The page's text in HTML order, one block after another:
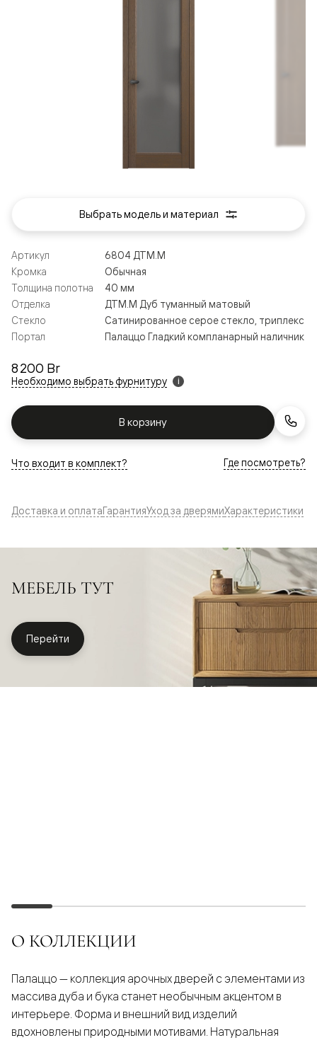
8 200 Br
Необходимо выбрать фурнитуру i
В корзину
Артикул
6804 ДТМ.М
Кромка
Обычная
Толщина полотна
40 мм
Отделка
ДТМ.М Дуб туманный матовый
Стекло
Сатинированное серое стекло, триплекс
Портал
Палаццо Гладкий компланарный наличник
Что входит в комплект? Где посмотреть?
Выбрать модель и материал
Доставка и оплатаГарантияУход за дверямиХарактеристики
МЕБЕЛЬ ТУТ
Перейти
О КОЛЛЕКЦИИ
Палаццо — коллекция арочных дверей с элементами из
массива дуба и бука станет необычным акцентом в
интерьере. Форма и внешний вид изделий
вдохновлены природными мотивами. Натуральная